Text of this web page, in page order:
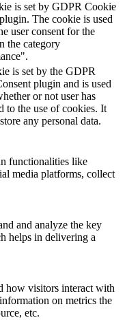
is set by GDPR Cookie
The cookie is used
user consent for the
the category
is set by the GDPR
plugin and is used
or not user has
to the use of cookies. It
any personal data.
functionalities like
media platforms, collect
and analyze the key
helps in delivering a
how visitors interact with
on metrics the
etc.